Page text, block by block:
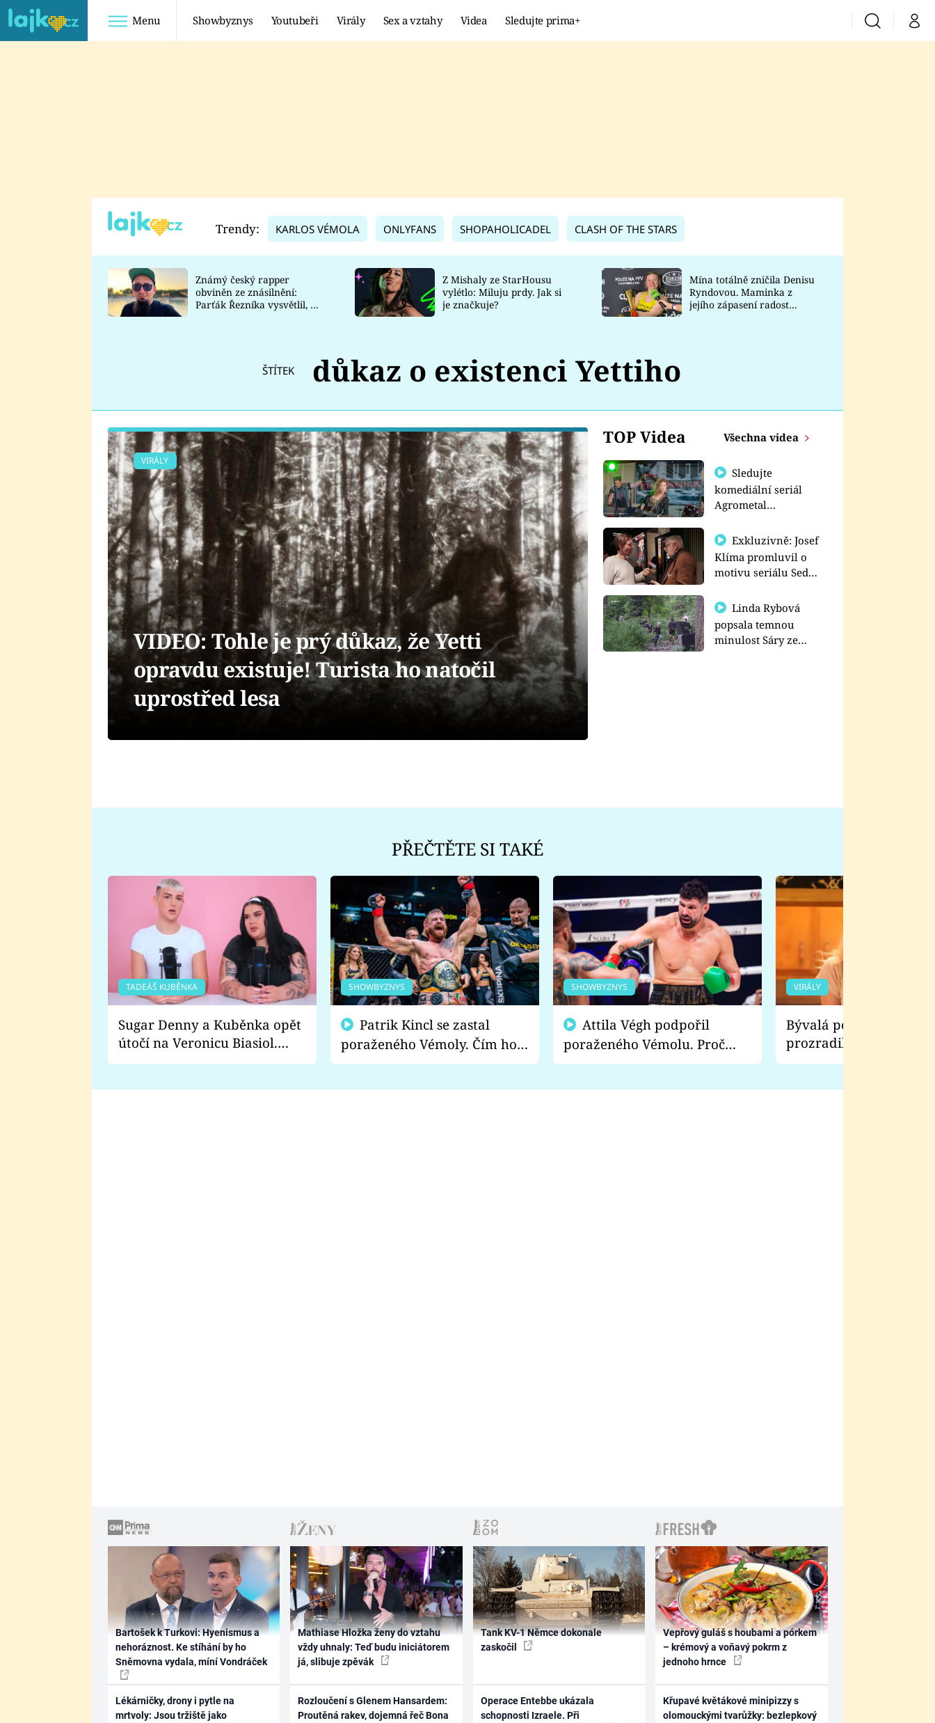
Menu Showbyznys Youtubeři Virály Sex a vztahy Videa Sledujte prima+ VyhledáváníMůj
TADEÁŠ KUBĚNKA
DATEL
Prima Lajk
Sledujte nás
Trendy: KARLOS VÉMOLA ONLYFANS SHOPAHOLICADEL CLASH OF THE STARS
Známý český rapper
obviněn ze znásilnění:
Parťák Řezníka vysvětlil, co
Z Mishaly ze StarHousu
vylétlo: Miluju prdy. Jak si
je značkuje?
Mína totálně zničila Denisu
Ryndovou. Maminka z
jejího zápasení radost
ŠTÍTEK důkaz o existenci Yettiho
TOP Videa Všechna videa
Sledujte
komediální seriál
Agrometal
prima+
Exkluzivně: Josef
Klíma promluvil o
motivu seriálu Sedm
Linda Rybová
popsala temnou
minulost Sáry ze
VIRÁLY
VIDEO: Tohle je prý důkaz, že Yetti
opravdu existuje! Turista ho natočil
uprostřed lesa
PŘEČTĚTE SI TAKÉ
TADEÁŠ KUBĚNKA
Sugar Denny a Kuběnka opět
útočí na Veronicu Biasiol.
Proč je podle nich falešná a
SHOWBYZNYS
poraženého Vémoly. Čím ho
fanoušci naštvali?
SHOWBYZNYS
poraženého Vémolu. Proč
chce raději zápasit s ním než
VIRÁLY
Bývalá pornoherečka
prozradila, co ji
natáčení Euforie.
Bartošek k Turkovi: Hyenismus a
nehoráznost. Ke stíhání by ho
Sněmovna vydala, míní Vondráček
Lékárničky, drony i pytle na
mrtvoly: Jsou tržiště jako
Mathiase Hložka ženy do vztahu
vždy uhnaly: Teď budu iniciátorem
já, slibuje zpěvák
Rozloučení s Glenem Hansardem:
Proutěná rakev, dojemná řeč Bona
Tank KV-1 Němce dokonale
zaskočil
Operace Entebbe ukázala
schopnosti Izraele. Při
Vepřový guláš s houbami a pórkem
– krémový a voňavý pokrm z
jednoho hrnce
Křupavé květákové minipizzy s
olomouckými tvarůžky: bezlepkový